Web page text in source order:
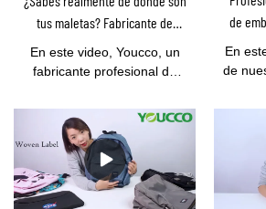
tus maletas? Fabricante de
bolsos profesionales-youcco te
muestra
En este video, Youcco, un
fabricante profesional de
le muestra un proceso
completo de producción de
bolsos, cualquier tipo de
bolsos como mochilas,
bolsos de mano, bolsos de
viaje, bolsos de compras,
de
En
de